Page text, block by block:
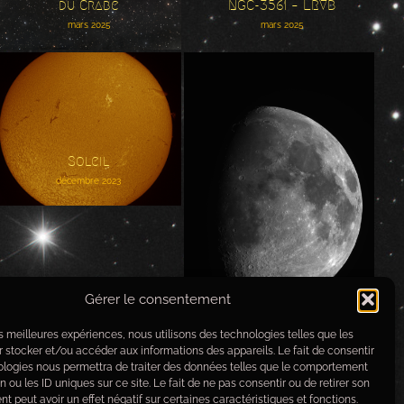
Gérer le consentement
meilleures expériences, nous utilisons des technologies telles que les
stocker et/ou accéder aux informations des appareils. Le fait de consentir
nous permettra de traiter des données telles que le comportement
ou les ID uniques sur ce site. Le fait de ne pas consentir ou de retirer son
peut avoir un effet négatif sur certaines caractéristiques et fonctions.
du Crabe
mars 2025
NGC-3561 – LRVB
mars 2025
Soleil
décembre 2023
Lune
décembre 2023